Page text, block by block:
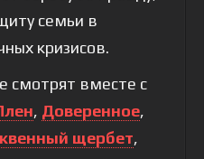
семьи в
кризисов.
смотрят вместе с
, Доверенное,
щербет,